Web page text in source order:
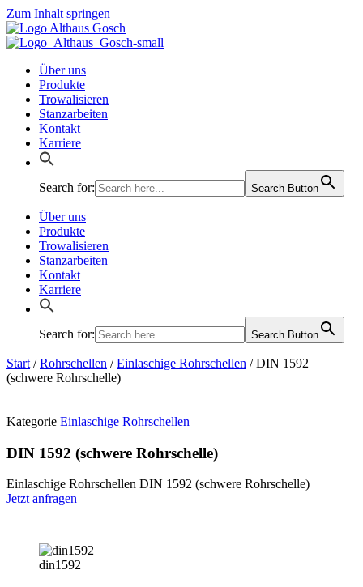
Zum Inhalt springen
Über uns
Produkte
Trowalisieren
Stanzarbeiten
Kontakt
Karriere
Search for: Search Button
Über uns
Produkte
Trowalisieren
Stanzarbeiten
Kontakt
Karriere
Search for: Search Button
Start /Rohrschellen /Einlaschige Rohrschellen / DIN 1592
(schwere Rohrschelle)
Kategorie Einlaschige Rohrschellen
DIN 1592 (schwere Rohrschelle)
Einlaschige Rohrschellen DIN 1592 (schwere Rohrschelle)
Jetzt anfragen
din1592